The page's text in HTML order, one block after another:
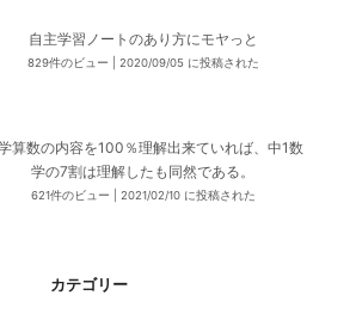
自主学習ノートのあり方にモヤっと
829件のビュー 2020/09/05 に投稿された
算数の内容を100％理解出来ていれば、中1数
学の7割は理解したも同然である。
621件のビュー 2021/02/10 に投稿された
カテゴリー